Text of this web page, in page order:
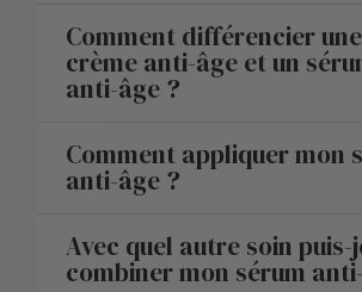
Comment différencier une
crème anti-âge et un
anti-âge ?
Comment appliquer mon
anti-âge ?
Avec quel autre soin puis-
combiner mon sérum